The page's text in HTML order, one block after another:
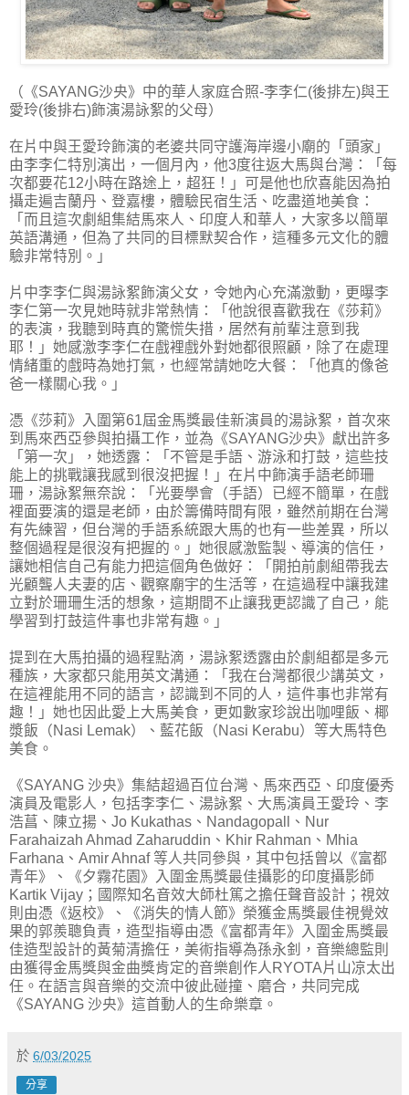
（《SAYANG沙央》中的華人家庭合照-李李仁(後排左)與王
愛玲(後排右)飾演湯詠絮的父母）
在片中與王愛玲飾演的老婆共同守護海岸邊小廟的「頭家」
由李李仁特別演出，一個月內，他3度往返大馬與台灣：「每
次都要花12小時在路途上，超狂！」可是他也欣喜能因為拍
攝走遍吉蘭丹、登嘉樓，體驗民宿生活、吃盡道地美食：
「而且這次劇組集結馬來人、印度人和華人，大家多以簡單
英語溝通，但為了共同的目標默契合作，這種多元文化的體
驗非常特別。」
片中李李仁與湯詠絮飾演父女，令她內心充滿激動，更曝李
李仁第一次見她時就非常熱情：「他說很喜歡我在《莎莉》
的表演，我聽到時真的驚慌失措，居然有前輩注意到我
耶！」她感激李李仁在戲裡戲外對她都很照顧，除了在處理
情緒重的戲時為她打氣，也經常請她吃大餐：「他真的像爸
爸一樣關心我。」
憑《莎莉》入圍第61屆金馬獎最佳新演員的湯詠絮，首次來
到馬來西亞參與拍攝工作，並為《SAYANG沙央》獻出許多
「第一次」，她透露：「不管是手語、游泳和打鼓，這些技
能上的挑戰讓我感到很沒把握！」在片中飾演手語老師珊
珊，湯詠絮無奈說：「光要學會（手語）已經不簡單，在戲
裡面要演的還是老師，由於籌備時間有限，雖然前期在台灣
有先練習，但台灣的手語系統跟大馬的也有一些差異，所以
整個過程是很沒有把握的。」她很感激監製、導演的信任，
讓她相信自己有能力把這個角色做好：「開拍前劇組帶我去
光顧聾人夫妻的店、觀察廟宇的生活等，在這過程中讓我建
立對於珊珊生活的想象，這期間不止讓我更認識了自己，能
學習到打鼓這件事也非常有趣。」
提到在大馬拍攝的過程點滴，湯詠絮透露由於劇組都是多元
種族，大家都只能用英文溝通：「我在台灣都很少講英文，
在這裡能用不同的語言，認識到不同的人，這件事也非常有
趣！」她也因此愛上大馬美食，更如數家珍說出咖哩飯、椰
漿飯（Nasi Lemak）、藍花飯（Nasi Kerabu）等大馬特色
美食。
《SAYANG 沙央》集結超過百位台灣、馬來西亞、印度優秀
演員及電影人，包括李李仁、湯詠絮、大馬演員王愛玲、李
浩菖、陳立揚、Jo Kukathas、Nandagopall、Nur
Farahaizah Ahmad Zaharuddin、Khir Rahman、Mhia
Farhana、Amir Ahnaf 等人共同參與，其中包括曾以《富都
青年》、《夕霧花園》入圍金馬獎最佳攝影的印度攝影師
Kartik Vijay；國際知名音效大師杜篤之擔任聲音設計；視效
則由憑《返校》、《消失的情人節》榮獲金馬獎最佳視覺效
果的郭羨聰負責，造型指導由憑《富都青年》入圍金馬獎最
佳造型設計的黃菊清擔任，美術指導為孫永釗，音樂總監則
由獲得金馬獎與金曲獎肯定的音樂創作人RYOTA片山凉太出
任。在語言與音樂的交流中彼此碰撞、磨合，共同完成
《SAYANG 沙央》這首動人的生命樂章。
於 6/03/2025
分享